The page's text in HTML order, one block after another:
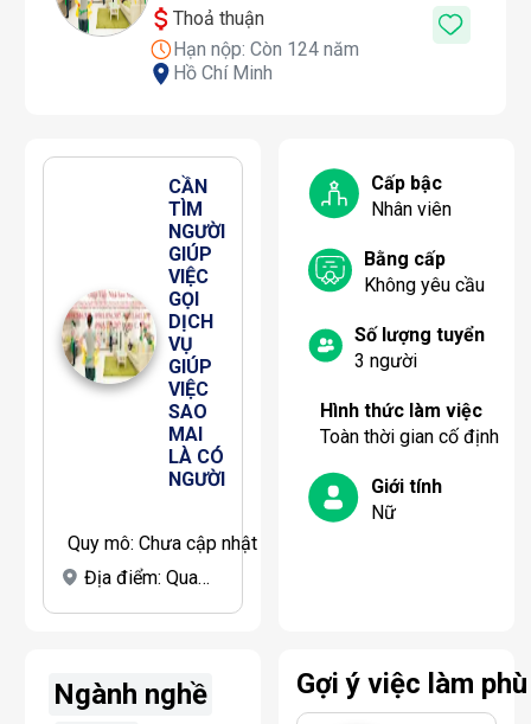
Thoả thuận
Hạn nộp: Còn 124 năm
Hồ Chí Minh
CẦN
TÌM
NGƯỜI
GIÚP
VIỆC
GỌI
DỊCH
VỤ
GIÚP
VIỆC
SAO
MAI
LÀ CÓ
NGƯỜI
Quy mô:Chưa cập nhật
Địa điểm: Quang Trung Gò Vấp
Cấp bậc
Nhân viên
Bằng cấp
Không yêu cầu
Số lượng tuyển
3 người
Hình thức làm việc
Toàn thời gian cố định
Giới tính
Nữ
Ngành nghề Gợi ý việc làm